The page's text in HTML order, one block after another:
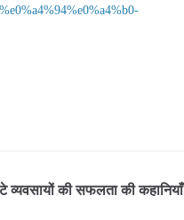
व्यवसायों की सफलता की कहानियाँ